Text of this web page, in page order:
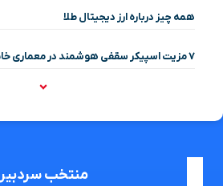
همه چیز درباره ارز دیجیتال طلا
۷ مزیت اسپیکر سقفی هوشمند در معماری خانه‌ های مدرن
منتخب سردبیر